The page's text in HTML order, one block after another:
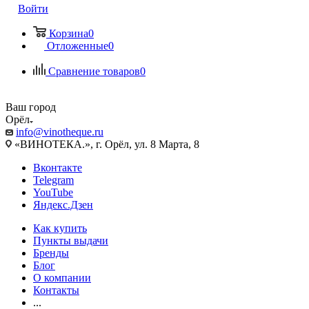
Войти
Корзина0
Отложенные0
Сравнение товаров0
Ваш город
Орёл
info@vinotheque.ru
«ВИНОТЕКА.», г. Орёл, ул. 8 Марта, 8
Вконтакте
Telegram
YouTube
Яндекс.Дзен
Как купить
Пункты выдачи
Бренды
Блог
О компании
Контакты
...